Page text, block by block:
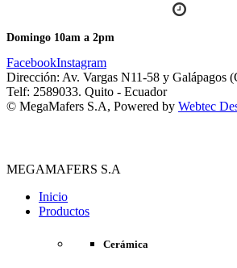
Domingo 10am a 2pm
FacebookInstagram
Dirección: Av. Vargas N11-58 y Galápagos
Telf: 2589033. Quito - Ecuador
© MegaMafers S.A, Powered by Webtec
MEGAMAFERS S.A
Inicio
Productos
Cerámica